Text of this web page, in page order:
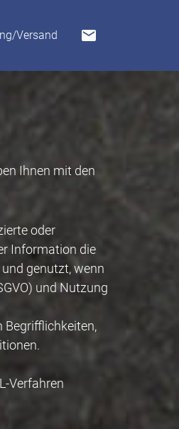
Versand mail
Ihnen mit den
oder
Information die
genutzt, wenn
und Nutzung
Begrifflichkeiten,
Verfahren